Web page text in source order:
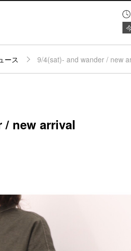
パーキング
施設案内
イベント
ース 9/4(sat)- and wander / new
/ new arrival